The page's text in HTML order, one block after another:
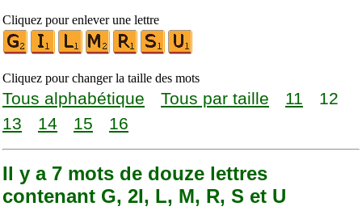
Cliquez pour enlever une lettre
Cliquez pour changer la taille des mots
Tous alphabétique Tous par taille 11
12
13
14 15 16
Il y a 7 mots de douze lettres
contenant G, 2I, L, M, R, S et U